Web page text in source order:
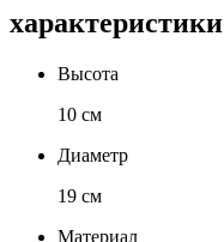
характеристики
Высота
10 см
Диаметр
19 см
Материал